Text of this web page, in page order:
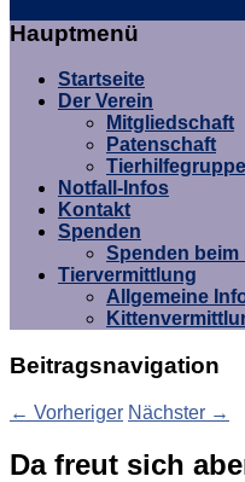
Umgebung
Hauptmenü
Startseite
Der Verein
Mitgliedschaft
Patenschaft
Tierhilfegruppe
Notfall-Infos
Kontakt
Spenden
Spenden beim
Tiervermittlung
Allgemeine
Beitragsnavigation
← Vorheriger Nächster →
Da freut sich